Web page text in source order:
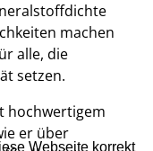
machen
alle, die
setzen.
hochwertigem
er über
Webseite korrekt